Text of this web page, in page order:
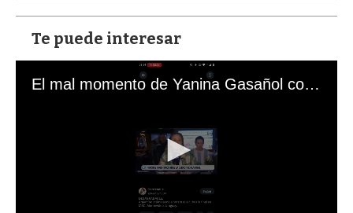
Te puede interesar
El mal momento de Yanina Gasañol con un hincha argentino en "Subrayado"